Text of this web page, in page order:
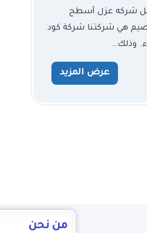
شركه عزل أسطح
هي شركتنا شركة كود
وذلك…
عرض المزيد
من نحن